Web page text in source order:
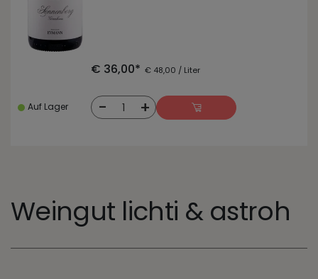
€ 36,00* € 48,00 / Liter
Auf Lager - 1 +
Weingut lichti & astroh